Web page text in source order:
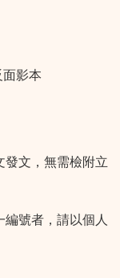
影本
發文，無需檢附立
號者，請以個人